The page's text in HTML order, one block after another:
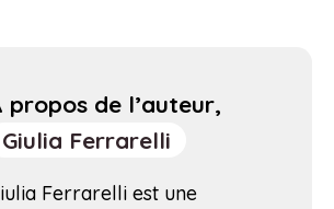
propos de l’auteur,
Giulia Ferrarelli
Ferrarelli est une